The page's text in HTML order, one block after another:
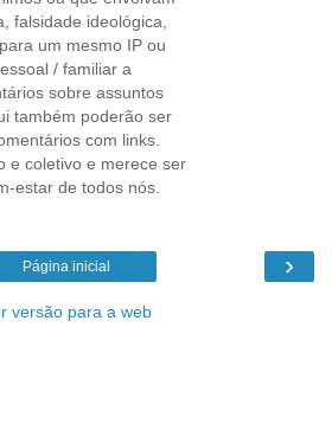
falsidade ideológica,
um mesmo IP ou
/ familiar a
sobre assuntos
também poderão ser
com links.
e coletivo e merece ser
estar de todos nós.
›
Página inicial
versão para a web